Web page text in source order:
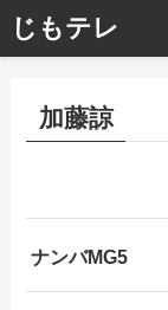
じもテレ
加藤諒
ナンバMG5